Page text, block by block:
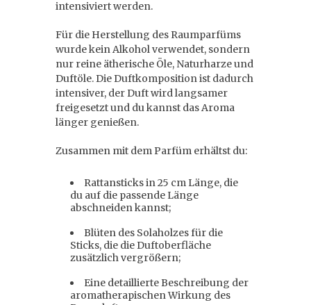
intensiviert werden.
Für die Herstellung des Raumparfüms
wurde kein Alkohol verwendet, sondern
nur reine ätherische Öle, Naturharze und
Duftöle. Die Duftkomposition ist dadurch
intensiver, der Duft wird langsamer
freigesetzt und du kannst das Aroma
länger genießen.
Zusammen mit dem Parfüm erhältst du:
Rattansticks in 25 cm Länge, die
du auf die passende Länge
abschneiden kannst;
Blüten des Solaholzes für die
Sticks, die die Duftoberfläche
zusätzlich vergrößern;
Eine detaillierte Beschreibung der
aromatherapischen Wirkung des